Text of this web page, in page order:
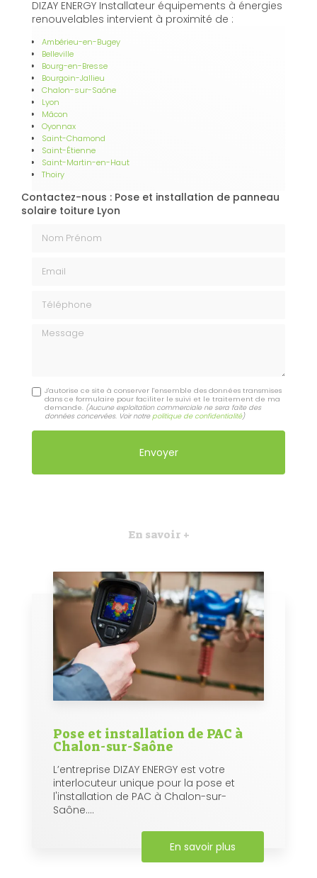
DIZAY ENERGY Installateur équipements à énergies
renouvelables intervient à proximité de :
Ambérieu-en-Bugey
Belleville
Bourg-en-Bresse
Bourgoin-Jallieu
Chalon-sur-Saône
Lyon
Mâcon
Oyonnax
Saint-Chamond
Saint-Étienne
Saint-Martin-en-Haut
Thoiry
Contactez-nous : Pose et installation de panneau
solaire toiture Lyon
Message
J'autorise ce site à conserver l'ensemble des données transmises
dans ce formulaire pour faciliter le suivi et le traitement de ma
demande. (Aucune exploitation commerciale ne sera faite des
données concervées. Voir notre politique de confidentialité)
En savoir +
Pose et installation de PAC à
Chalon-sur-Saône
L’entreprise DIZAY ENERGY est votre
interlocuteur unique pour la pose et
l'installation de PAC à Chalon-sur-
Saône....
En savoir plus